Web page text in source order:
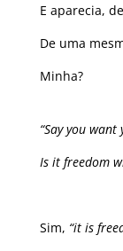
E aparecia,
De uma
Minha?
“Say you
Is it freedom
Sim, “it is